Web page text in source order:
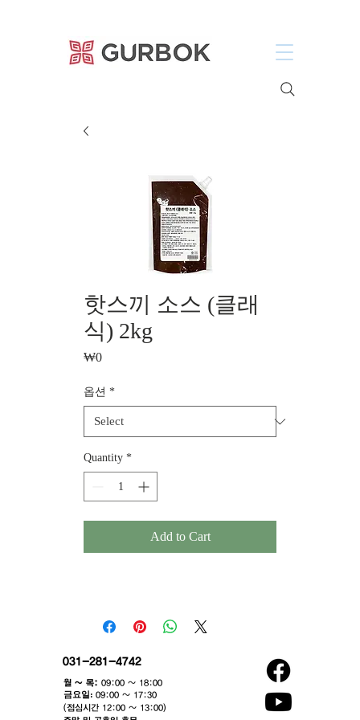
거복푸드
핫스끼 소스 (클래
식) 2kg
₩0Price
옵션 *
Quantity *
Add to Cart
031-281-4742
월 ~ 목: 09:00 ~ 18:00
​금요일: 09:00 ~ 17:30
(점심시간 12:00 ~ 13:00)​